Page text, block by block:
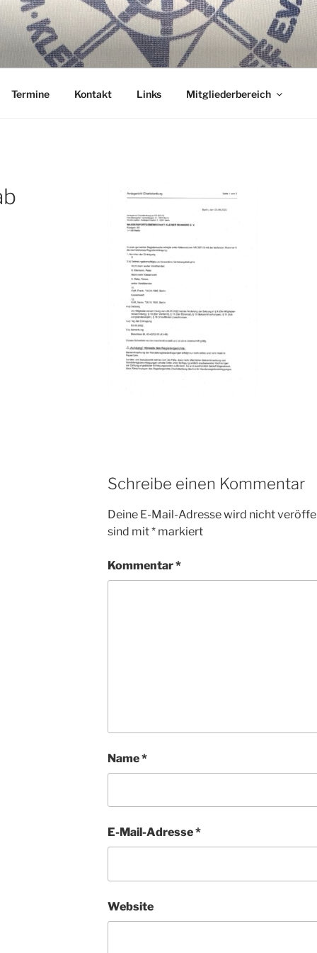
WANNSEE E.V.
Kiel.
Termine Kontakt Links Mitgliederbereich
Schreibe einen Kommentar
Deine E-Mail-Adresse wird nicht
sind mit*markiert
Kommentar*
Name*
E-Mail-Adresse*
Website